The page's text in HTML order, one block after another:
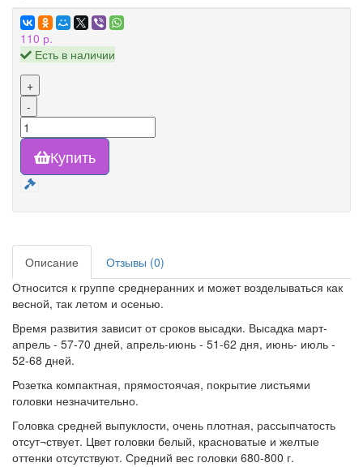
110 р.
Есть в наличии
+
-
Купить
Описание
Отзывы (0)
Относится к группе среднеранних и может возделываться как
весной, так летом и осенью.
Время развития зависит от сроков высадки. Высадка март-
апрель - 57-70 дней, апрель-июнь - 51-62 дня, июнь- июль -
52-68 дней.
Розетка компактная, прямостоячая, покрытие листьями
головки незначительно.
Головка средней выпуклости, очень плотная, рассыпчатость
отсут¬ствует. Цвет головки белый, красноватые и желтые
оттенки отсутствуют. Средний вес головки 680-800 г.